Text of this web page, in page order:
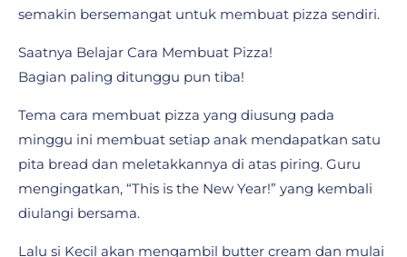
semakin bersemangat untuk membuat pizza sendiri.
Saatnya Belajar Cara Membuat Pizza!
Bagian paling ditunggu pun tiba!
Tema cara membuat pizza yang diusung pada
minggu ini membuat setiap anak mendapatkan satu
pita bread dan meletakkannya di atas piring. Guru
mengingatkan, “This is the New Year!” yang kembali
diulangi bersama.
Lalu si Kecil akan mengambil butter cream dan mulai